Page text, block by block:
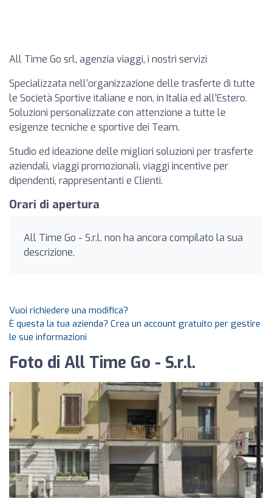
All Time Go srl, agenzia viaggi, i nostri servizi
Specializzata nell’organizzazione delle trasferte di tutte
le Società Sportive italiane e non, in Italia ed all’Estero.
Soluzioni personalizzate con attenzione a tutte le
esigenze tecniche e sportive dei Team.
Studio ed ideazione delle migliori soluzioni per trasferte
aziendali, viaggi promozionali, viaggi incentive per
dipendenti, rappresentanti e Clienti.
Orari di apertura
All Time Go - S.r.l. non ha ancora compilato la sua
descrizione.
Vuoi richiedere una modifica?
È questa la tua azienda? Crea un account gratuito per gestire
le sue informazioni
Foto di All Time Go - S.r.l.